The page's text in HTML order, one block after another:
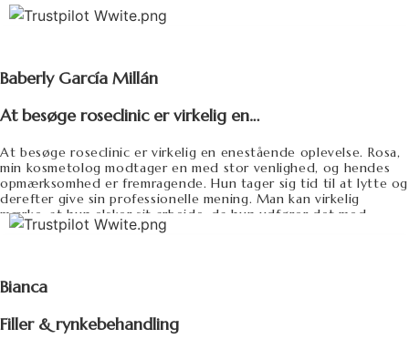
Baberly García Millán
At besøge roseclinic er virkelig en…
At besøge roseclinic er virkelig en enestående oplevelse. Rosa,
min kosmetolog modtager en med stor venlighed, og hendes
opmærksomhed er fremragende. Hun tager sig tid til at lytte og
derefter give sin professionelle mening. Man kan virkelig
man kontakte hende med spørgsmål, så man føler sig aldrig
🥇🥇 ⭐️⭐️⭐️⭐️⭐️